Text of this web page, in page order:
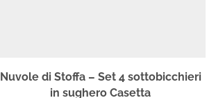
Nuvole di Stoffa – Set 4 sottobicchieri
in sughero Casetta